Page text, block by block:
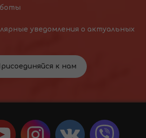
уведомления о актуальных
к нам